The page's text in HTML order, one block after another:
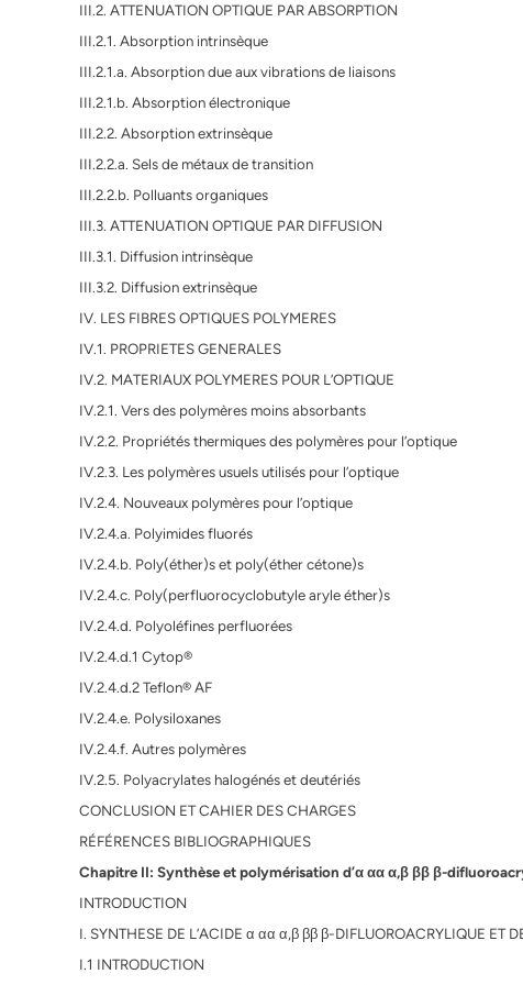
III.2. ATTENUATION OPTIQUE PAR ABSORPTION
III.2.1. Absorption intrinsèque
III.2.1.a. Absorption due aux vibrations de liaisons
III.2.1.b. Absorption électronique
III.2.2. Absorption extrinsèque
III.2.2.a. Sels de métaux de transition
III.2.2.b. Polluants organiques
III.3. ATTENUATION OPTIQUE PAR DIFFUSION
III.3.1. Diffusion intrinsèque
III.3.2. Diffusion extrinsèque
IV. LES FIBRES OPTIQUES POLYMERES
IV.1. PROPRIETES GENERALES
IV.2. MATERIAUX POLYMERES POUR L’OPTIQUE
IV.2.1. Vers des polymères moins absorbants
IV.2.2. Propriétés thermiques des polymères pour l’optique
IV.2.3. Les polymères usuels utilisés pour l’optique
IV.2.4. Nouveaux polymères pour l’optique
IV.2.4.a. Polyimides fluorés
IV.2.4.b. Poly(éther)s et poly(éther cétone)s
IV.2.4.c. Poly(perfluorocyclobutyle aryle éther)s
IV.2.4.d. Polyoléfines perfluorées
IV.2.4.d.1 Cytop®
IV.2.4.d.2 Teflon® AF
IV.2.4.e. Polysiloxanes
IV.2.4.f. Autres polymères
IV.2.5. Polyacrylates halogénés et deutériés
CONCLUSION ET CAHIER DES CHARGES
RÉFÉRENCES BIBLIOGRAPHIQUES
Chapitre II: Synthèse et polymérisation d’α αα α,β ββ β-
INTRODUCTION
I. SYNTHESE DE L’ACIDE α αα α,β ββ β-DIFLUOROACRYLIQUE ET
I.1 INTRODUCTION